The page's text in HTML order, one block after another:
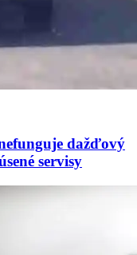
dažďový
servisy